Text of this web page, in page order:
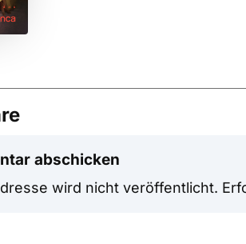
abschicken
wird nicht veröffentlicht.